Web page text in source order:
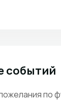
событий
по